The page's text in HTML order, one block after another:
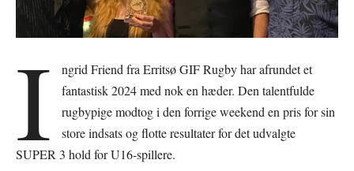
I
ngrid Friend fra Erritsø GIF Rugby har afrundet et
fantastisk 2024 med nok en hæder. Den talentfulde
rugbypige modtog i den forrige weekend en pris for sin
store indsats og flotte resultater for det udvalgte
SUPER 3 hold for U16-spillere.